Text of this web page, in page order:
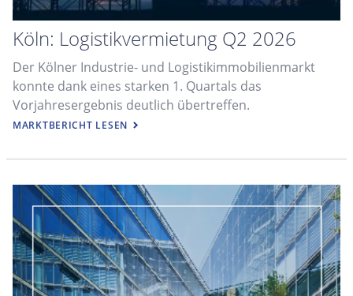
Köln: Logistikvermietung Q2 2026
Der Kölner Industrie- und Logistikimmobilienmarkt
konnte dank eines starken 1. Quartals das
Vorjahresergebnis deutlich übertreffen.
MARKTBERICHT LESEN